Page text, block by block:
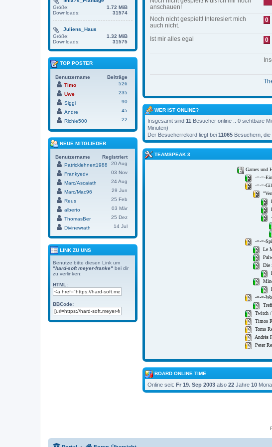
anschauen!
Noch nicht gespielt! Interesiert mich
auch nicht.
0
Ist mir alles egal
0
WER IST ONLINE?
Insgesamt sind 11 Besucher online :: 0 sichtbare
Minuten)
Der Besucherrekord liegt bei 11065 Besuchern, die
TEAMSPEAK 3
BOARD ONLINE TIME
Online seit: Fr 19. Sep 2003 also 22 Jahre 10
Größe:
1.72 MiB
Downloads:
31574
Juliens_Haus
Größe:
1.32 MiB
Downloads:
31575
TOP POSTER
Benutzername
Beiträge
Timo
526
Uwe
235
Siggi
90
Andre
45
Richie500
22
NEUE MITGLIEDER
Benutzername
Registriert
Patricklehnert1988
20 Aug
Frankyedv
03 Nov
Marc/Ascaiath
24 Aug
Marc/Mac96
29 Jun
Reus
25 Feb
alberto
03 Mär
ThomasBer
25 Dez
Divinewrath
14 Jul
LINK ZU UNS
Benutze bitte diesen Link um
"hard-soft meyer-franke" bei dir
zu verlinken:
HTML:
BBCode: